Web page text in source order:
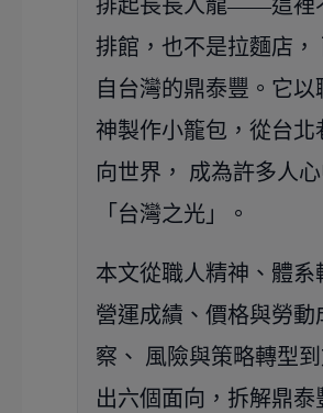
排起長長人龍——這裡
排館，也不是拉麵店，
自台灣的鼎泰豐 。它
神製作小籠包，從台北
向世界， 成為許多人
「台灣之光」。
本文從職人精神 、 體系
營運成績 、 價格與勞動
察 、 風險與策略轉型到
出六個面向，拆解鼎泰